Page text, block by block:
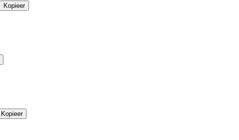
Kopieer
Kopieer